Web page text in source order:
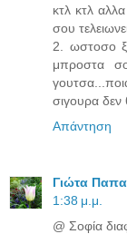
κτλ κτλ
σου
2. ωστοσο
μπροστα
σιγουρα δεν
Απάντηση
Γιώτα
1:38 μ.μ.
@ Σοφία